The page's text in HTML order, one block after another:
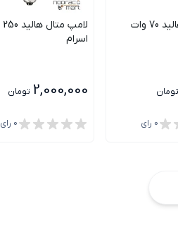
لامپ متال هالید 70 وات
تومان
0 رای
اسرام
2,000,000 تومان
0 رای